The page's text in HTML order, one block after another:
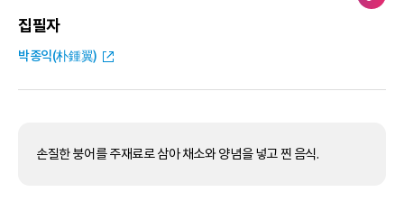
집필자
박종익(朴鍾翼)
손질한 붕어를 주재료로 삼아 채소와 양념을 넣고 찐 음식.